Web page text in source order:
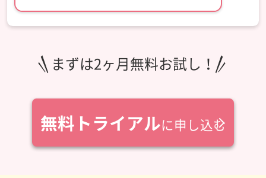
まずは2ヶ月無料お試し！
無料トライアルに申し込む